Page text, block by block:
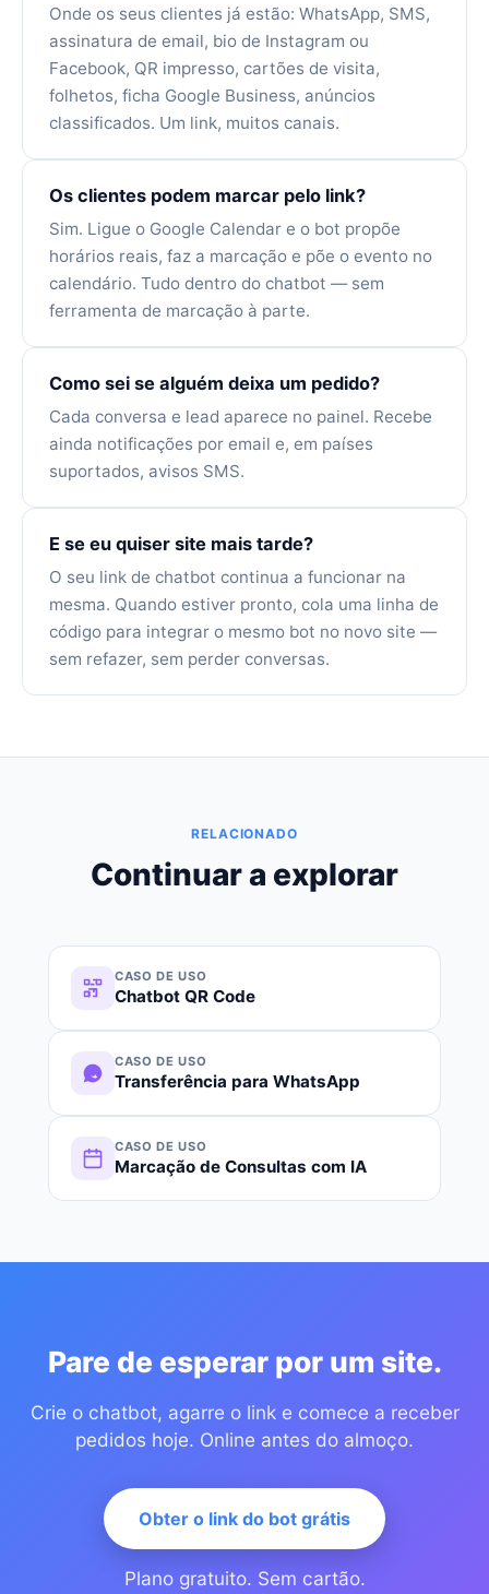
Onde os seus clientes já estão: WhatsApp, SMS,
assinatura de email, bio de Instagram ou
Facebook, QR impresso, cartões de visita,
folhetos, ficha Google Business, anúncios
classificados. Um link, muitos canais.
Os clientes podem marcar pelo link?
Sim. Ligue o Google Calendar e o bot propõe
horários reais, faz a marcação e põe o evento no
calendário. Tudo dentro do chatbot — sem
ferramenta de marcação à parte.
Como sei se alguém deixa um pedido?
Cada conversa e lead aparece no painel. Recebe
ainda notificações por email e, em países
suportados, avisos SMS.
E se eu quiser site mais tarde?
O seu link de chatbot continua a funcionar na
mesma. Quando estiver pronto, cola uma linha de
código para integrar o mesmo bot no novo site —
sem refazer, sem perder conversas.
RELACIONADO
Continuar a explorar
CASO DE USO
Chatbot QR Code
CASO DE USO
Transferência para WhatsApp
CASO DE USO
Marcação de Consultas com IA
Pare de esperar por um site.
Crie o chatbot, agarre o link e comece a receber
pedidos hoje. Online antes do almoço.
Obter o link do bot grátis
Plano gratuito. Sem cartão.